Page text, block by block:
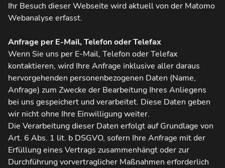
Ihr Besuch dieser Webseite wird aktuell von der Matomo
Webanalyse erfasst.
Anfrage per E-Mail, Telefon oder Telefax
Wenn Sie uns per E-Mail, Telefon oder Telefax
kontaktieren, wird Ihre Anfrage inklusive aller daraus
hervorgehenden personenbezogenen Daten (Name,
Anfrage) zum Zwecke der Bearbeitung Ihres Anliegens
bei uns gespeichert und verarbeitet. Diese Daten geben
wir nicht ohne Ihre Einwilligung weiter.
Die Verarbeitung dieser Daten erfolgt auf Grundlage von
Art. 6 Abs. 1 lit. b DSGVO, sofern Ihre Anfrage mit der
Erfüllung eines Vertrags zusammenhängt oder zur
Durchführung vorvertraglicher Maßnahmen erforderlich